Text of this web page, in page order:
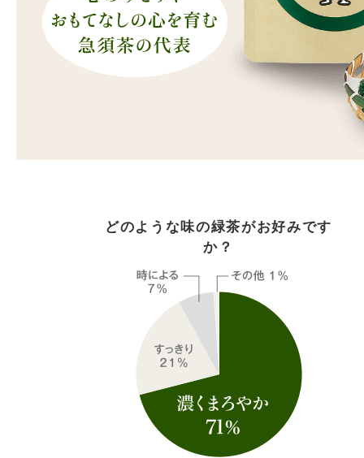
どのような味の緑茶がお好みです
か？